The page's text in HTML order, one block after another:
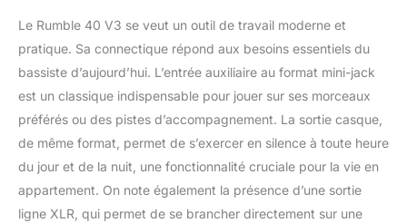
Le Rumble 40 V3 se veut un outil de travail moderne et
pratique. Sa connectique répond aux besoins essentiels du
bassiste d’aujourd’hui. L’entrée auxiliaire au format mini-jack
est un classique indispensable pour jouer sur ses morceaux
préférés ou des pistes d’accompagnement. La sortie casque,
de même format, permet de s’exercer en silence à toute heure
du jour et de la nuit, une fonctionnalité cruciale pour la vie en
appartement. On note également la présence d’une sortie
ligne XLR, qui permet de se brancher directement sur une